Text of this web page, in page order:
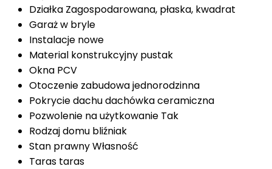
Działka Zagospodarowana, płaska, kwadrat
Garażw bryle
Instalacje nowe
Material konstrukcyjny pustak
Okna PCV
Otoczenie zabudowa jednorodzinna
Pokrycie dachudachówka ceramiczna
Pozwolenie na użytkowanie Tak
Rodzaj domu bliźniak
Stan prawnyWłasność
Taras taras